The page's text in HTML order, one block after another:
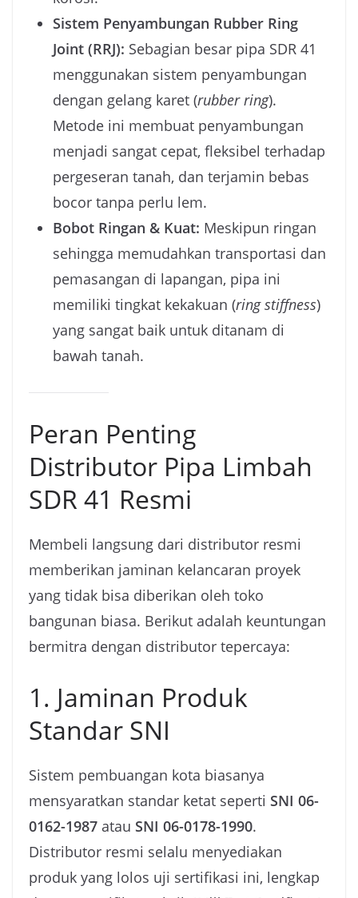
Sistem Penyambungan Rubber Ring
Joint (RRJ): Sebagian besar pipa SDR 41
menggunakan sistem penyambungan
dengan gelang karet (rubber ring).
Metode ini membuat penyambungan
menjadi sangat cepat, fleksibel terhadap
pergeseran tanah, dan terjamin bebas
bocor tanpa perlu lem.
Bobot Ringan & Kuat: Meskipun ringan
sehingga memudahkan transportasi dan
pemasangan di lapangan, pipa ini
memiliki tingkat kekakuan (ring stiffness)
yang sangat baik untuk ditanam di
bawah tanah.
Peran Penting
Distributor Pipa Limbah
SDR 41 Resmi
Membeli langsung dari distributor resmi
memberikan jaminan kelancaran proyek
yang tidak bisa diberikan oleh toko
bangunan biasa. Berikut adalah keuntungan
bermitra dengan distributor tepercaya:
1. Jaminan Produk
Standar SNI
Sistem pembuangan kota biasanya
mensyaratkan standar ketat seperti SNI 06-
0162-1987 atau SNI 06-0178-1990.
Distributor resmi selalu menyediakan
produk yang lolos uji sertifikasi ini, lengkap